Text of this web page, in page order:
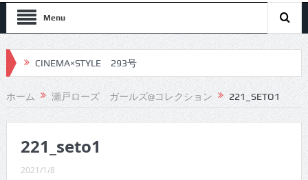
Menu
CINEMA×STYLE 293号
CINEMA×STYLE 292号
CINEMA×STYLE 291号
CINEMA×STYLE 290号
CINEMA×STYLE 289号
ホーム 瀬戸ローズ ガールズ@コレクション 221_SETO1
221_seto1
2021/1/8